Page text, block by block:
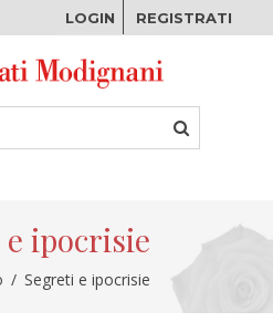
LOGIN REGISTRATI
e ipocrisie
/ Segreti e ipocrisie